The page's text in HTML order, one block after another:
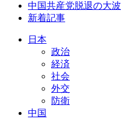
中国共産党脱退の大波
新着記事
日本
政治
経済
社会
外交
防衛
中国